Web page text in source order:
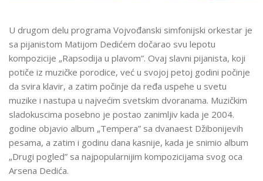
U drugom delu programa Vojvođanski simfonijski orkestar je
sa pijanistom Matijom Dedićem dočarao svu lepotu
kompozicije „Rapsodija u plavom”. Ovaj slavni pijanista, koji
potiče iz muzičke porodice, već u svojoj petoj godini počinje
da svira klavir, a zatim počinje da ređa uspehe u svetu
muzike i nastupa u najvećim svetskim dvoranama. Muzičkim
sladokuscima posebno je postao zanimljiv kada je 2004.
godine objavio album „Tempera” sa dvanaest Džibonijevih
pesama, a zatim i godinu dana kasnije, kada je snimio album
„Drugi pogled” sa najpopularnijim kompozicijama svog oca
Arsena Dedića.